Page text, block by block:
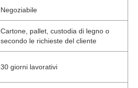
Negoziabile
Cartone, pallet, custodia di legno o
secondo le richieste del cliente
30 giorni lavorativi